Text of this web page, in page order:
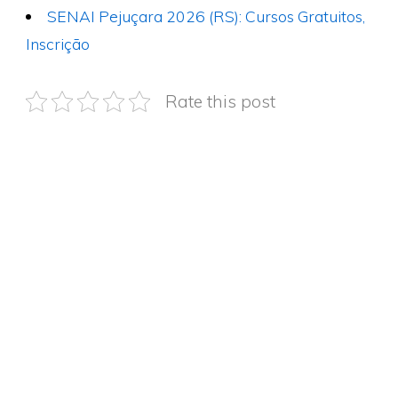
SENAI Pejuçara 2026 (RS): Cursos Gratuitos,
Inscrição
Rate this post